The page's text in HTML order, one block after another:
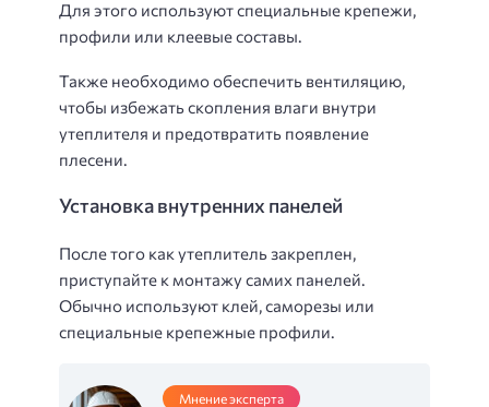
Для этого используют специальные крепежи,
профили или клеевые составы.
Также необходимо обеспечить вентиляцию,
чтобы избежать скопления влаги внутри
утеплителя и предотвратить появление
плесени.
Установка внутренних панелей
После того как утеплитель закреплен,
приступайте к монтажу самих панелей.
Обычно используют клей, саморезы или
специальные крепежные профили.
Мнение эксперта